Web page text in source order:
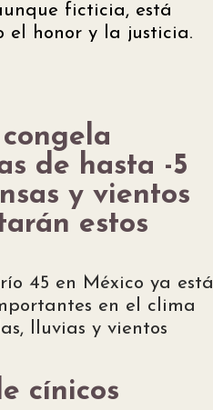
ficticia, está
el honor y la justicia.
de hasta -5
y vientos
estos
45 en México ya está
en el clima
lluvias y vientos
cínicos